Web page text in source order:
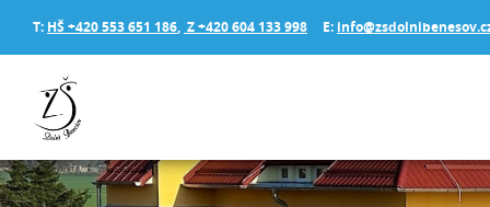
T: HŠ +420 553 651 186, Z +420 604 133 998 E: